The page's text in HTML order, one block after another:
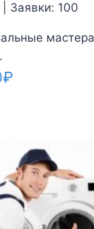
Заявки: 100
₽